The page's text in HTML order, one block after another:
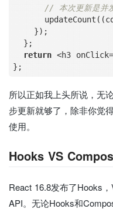
// 本次更新是并
});
};
return <h3 onClick=
所以正如我上头所说，无
步更新就够了，除非你觉
使用。
Hooks VS
React 16.8发布了Hooks
API。无论Hooks和